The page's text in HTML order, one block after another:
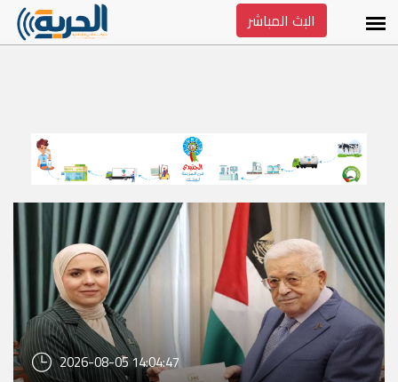
البث المباشر
2026-08-05 14:04:47